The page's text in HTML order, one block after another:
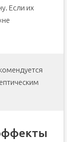
Если их